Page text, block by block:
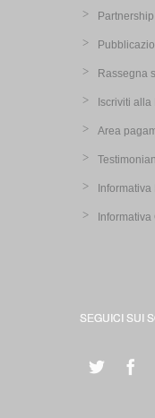
Partnership
Rassegna
Iscriviti
Area
SEGUICI SUI